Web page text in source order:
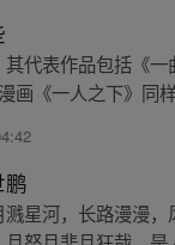
代表作品包括《
画《一人之下》同
星河，长路漫漫